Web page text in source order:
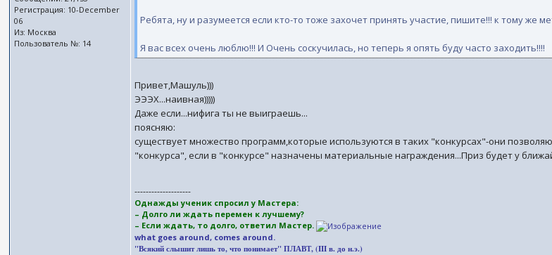
Регистрация: 10-December
06
Из: Москва
Пользователь №: 14
Ребята, ну и разумеется если кто-то тоже захочет принять участие, пишите!!! к тому же
Я вас всех очень люблю!!! И Очень соскучилась, но теперь я опять буду часто заходить!!!!
Привет,Машуль)))
ЭЭЭХ...наивная)))))
Даже если...нифига ты не выиграешь...
поясняю:
существует множество программ,которые используются в таких "конкурсах"-они
"конкурса", если в "конкурсе" назначены материальные награждения...Приз будет у
--------------------
Однажды ученик спросил у Мастера:
– Долго ли ждать перемен к лучшему?
– Если ждать, то долго, ответил Мастер.
what goes around, comes around.
"Всякий слышит лишь то, что понимает" ПЛАВТ, (III в. до н.э.)